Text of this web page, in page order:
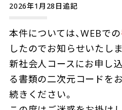
2026年1月28日追記
本件については、WEBでの
したのでお知らせいたしま
新社会人コースにお申し
る書類の二次元コードを
続きください。